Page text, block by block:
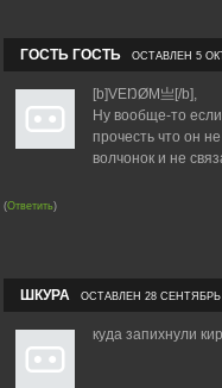
ГОСТЬ ГОСТЬ ОСТАВЛЕН 5
[b]VEŊØM亗[/b],
Ну вообще-то
прочесть что он
волчонок и не
(Ответить)
ШКУРА ОСТАВЛЕН 28 СЕНТЯБРЬ
куда запихнули